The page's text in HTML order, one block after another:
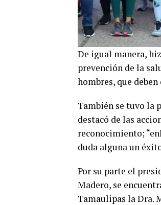
De igual manera,
prevención de la
hombres, que
También se tuvo la
destacó de las
reconocimiento;
duda alguna un
Por su parte el
Madero, se
Tamaulipas la Dra.